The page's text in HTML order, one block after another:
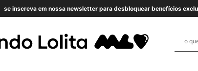
se inscreva em nossa newsletter para desbloquear benefícios